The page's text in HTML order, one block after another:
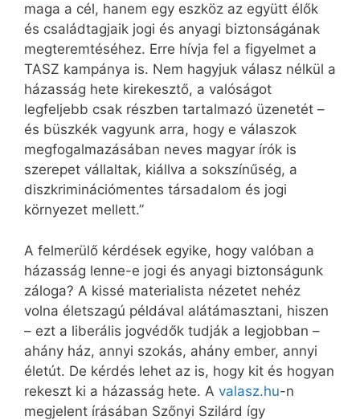
maga a cél, hanem egy eszköz az együtt élők
és családtagjaik jogi és anyagi biztonságának
megteremtéséhez. Erre hívja fel a figyelmet a
TASZ kampánya is. Nem hagyjuk válasz nélkül a
házasság hete kirekesztő, a valóságot
legfeljebb csak részben tartalmazó üzenetét –
és büszkék vagyunk arra, hogy e válaszok
megfogalmazásában neves magyar írók is
szerepet vállaltak, kiállva a sokszínűség, a
diszkriminációmentes társadalom és jogi
környezet mellett.”
A felmerülő kérdések egyike, hogy valóban a
házasság lenne-e jogi és anyagi biztonságunk
záloga? A kissé materialista nézetet nehéz
volna életszagú példával alátámasztani, hiszen
– ezt a liberális jogvédők tudják a legjobban –
ahány ház, annyi szokás, ahány ember, annyi
életút. De kérdés lehet az is, hogy kit és hogyan
rekeszt ki a házasság hete. A valasz.hu-n
megjelent írásában Szőnyi Szilárd így